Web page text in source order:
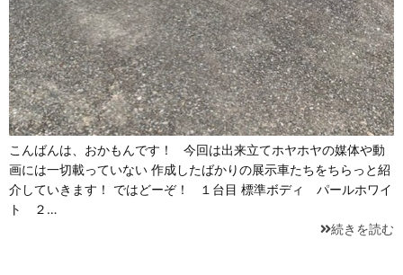
こんばんは、おかもんです！ 今回は出来立てホヤホヤの媒体や動
画には一切載っていない 作成したばかりの展示車たちをちらっと紹
介していきます！ ではどーぞ！ １台目 標準ボディ パールホワイ
ト ２…
続きを読む